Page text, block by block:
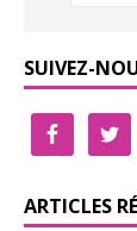
SUIVEZ-
ARTICLES